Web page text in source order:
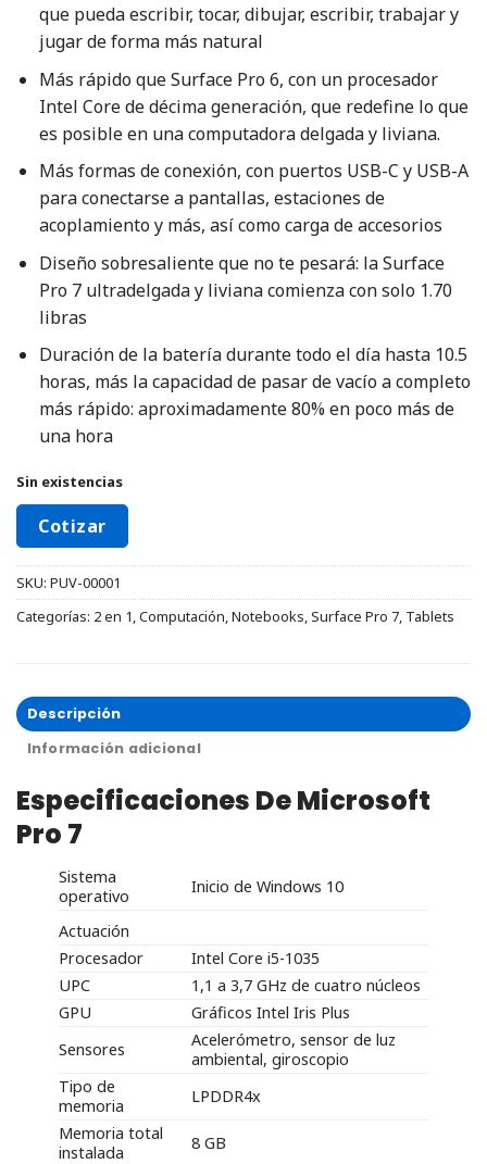
que pueda escribir, tocar, dibujar, escribir, trabajar y
jugar de forma más natural
Más rápido que Surface Pro 6, con un procesador
Intel Core de décima generación, que redefine lo que
es posible en una computadora delgada y liviana.
Más formas de conexión, con puertos USB-C y USB-A
para conectarse a pantallas, estaciones de
acoplamiento y más, así como carga de accesorios
Diseño sobresaliente que no te pesará: la Surface
Pro 7 ultradelgada y liviana comienza con solo 1.70
libras
Duración de la batería durante todo el día hasta 10.5
horas, más la capacidad de pasar de vacío a completo
más rápido: aproximadamente 80% en poco más de
una hora
Sin existencias
Cotizar
SKU: PUV-00001
Categorías: 2 en 1,Computación,Notebooks,Surface Pro 7, Tablets
Descripción
Información adicional
Especificaciones De Microsoft
Pro 7
Sistema
operativo
Inicio de Windows 10
Actuación
Procesador
Intel Core i5-1035
UPC
1,1 a 3,7 GHz de cuatro núcleos
GPU
Gráficos Intel Iris Plus
Sensores
Acelerómetro, sensor de luz
ambiental, giroscopio
Tipo de
memoria
LPDDR4x
Memoria total
instalada
8 GB